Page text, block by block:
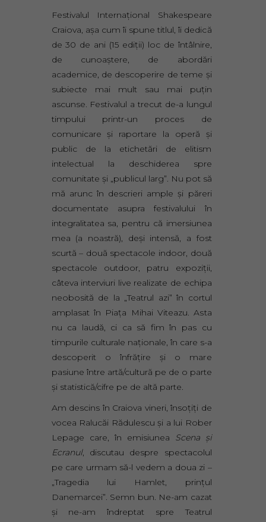
Festivalul Internaţional Shakespeare
Craiova, aşa cum îi spune titlul, îi dedică
de 30 de ani (15 ediţii) loc de întâlnire,
de cunoaştere, de abordări
academice, de descoperire de teme şi
subiecte mai mult sau mai puţin
ascunse. Festivalul a trecut de-a lungul
timpului printr-un proces de
comunicare şi raportare la operă şi
public de la etichetări de elitism
intelectual la deschiderea spre
comunitate şi „publicul larg”. Nu pot să
mă arunc în descrieri ample şi păreri
documentate asupra festivalului în
integralitatea sa, pentru că imersiunea
mea (a noastră), deşi intensă, a fost
scurtă – două spectacole indoor, două
spectacole outdoor, patru expoziţii,
câteva interviuri live realizate de echipa
neobosită de la „Teatrul azi” în cortul
amplasat în Piaţa Mihai Viteazu. Asta
nu ca laudă, ci ca să fim în pas cu
timpurile culturale naţionale, în care s-a
descoperit o înfrăţire şi o mare
pasiune între artă/cultură pe de o parte
şi statistică/cifre pe de altă parte.
Am descins în Craiova vineri, însoţiţi de
vocea Ralucăi Rădulescu şi a lui Rober
Lepage care, în emisiunea Scena şi
Ecranul, discutau despre spectacolul
pe care urmam să-l vedem a doua zi –
„Tragedia lui Hamlet, prinţul
Danemarcei”. Semn bun. Ne-am cazat
şi ne-am îndreptat spre Teatrul